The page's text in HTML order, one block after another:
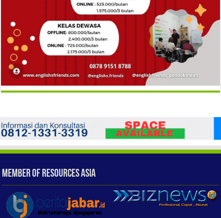
Member of Resources Asia